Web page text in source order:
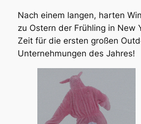
Nach einem langen, harten
zu Ostern der Frühling in New
Zeit für die ersten großen
Unternehmungen des Jahres!